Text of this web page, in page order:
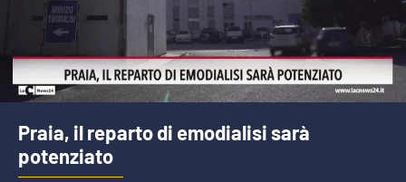
Praia, il reparto di emodialisi sarà
potenziato